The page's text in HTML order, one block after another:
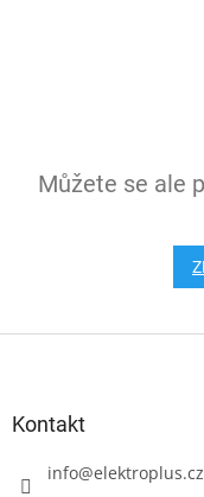
Můžete se ale
Kontakt
info@elektroplus.cz